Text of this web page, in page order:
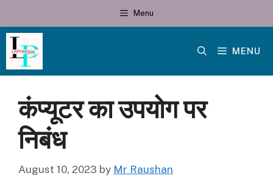
content
Menu
MENU
कंप्यूटर का उपयोग पर
निबंध
August 10, 2023 by Mr Raushan